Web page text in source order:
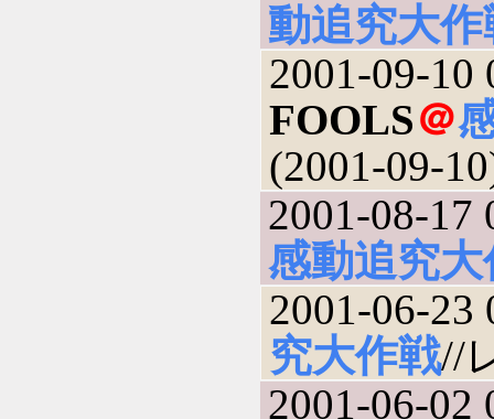
動追究大作
2001-09-10
FOOLS＠
(2001-09-
2001-08-17
感動追究大
2001-06-23
究大作戦//
2001-06-02